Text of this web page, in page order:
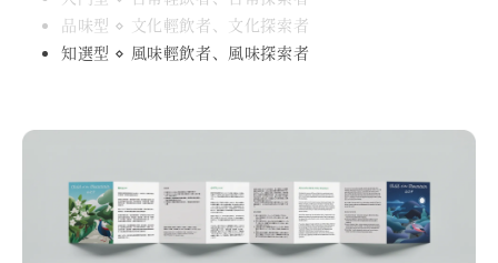
品味型 ⋄ 文化輕飲者、文化探索者
知選型 ⋄ 風味輕飲者、風味探索者